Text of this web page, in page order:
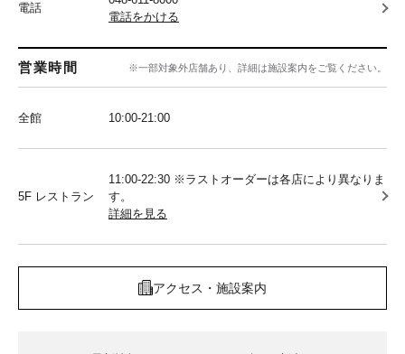
電話
電話をかける
営業時間 ※一部対象外店舗あり、詳細は施設案内をご覧ください。
全館 10:00‐21:00
5F レストラン
11:00-22:30 ※ラストオーダーは各店により異なりま
す。
詳細を見る
アクセス・施設案内